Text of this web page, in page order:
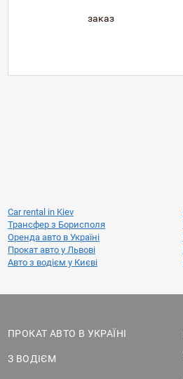
заказ
Car rental in Kiev
Трансфер з Борисполя
Оренда авто в Україні
Прокат авто у Львові
Авто з водієм у Києві
ПРОКАТ АВТО В УКРАЇНІ
З ВОДІЄМ